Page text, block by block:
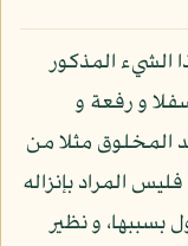
الشيء المذكور
و رفعة و
المخلوق مثلا من
المراد بإنزاله
بسببها، و نظير